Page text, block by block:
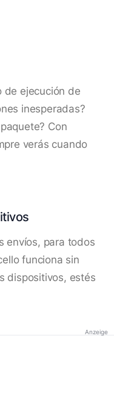
de ejecución de
inesperadas?
Con
verás cuando
envíos, para todos
funciona sin
dispositivos, estés
Anzeige